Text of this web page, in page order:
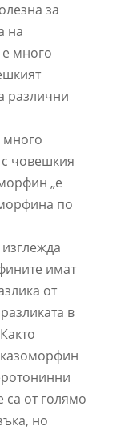
за
на
много
различни
много
човешкия
„е
по
имат
от
в
са от голямо
но